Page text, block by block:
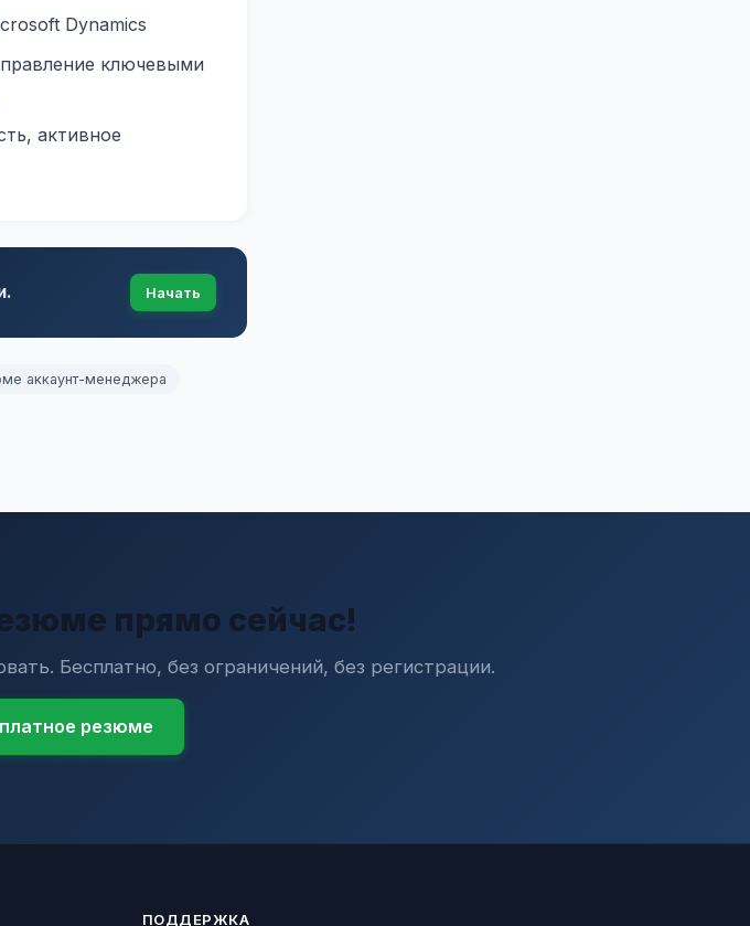
Dynamics
ключевыми
активное
Начать
аккаунт-менеджера
прямо сейчас!
Бесплатно, без ограничений, без регистрации.
резюме
ПОДДЕРЖКА